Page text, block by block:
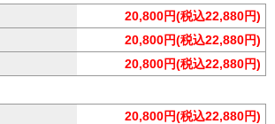
20,800円(税込22,880円)
20,800円(税込22,880円)
20,800円(税込22,880円)
20,800円(税込22,880円)